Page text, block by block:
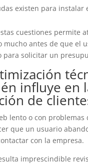
existen para instalar
cuestiones permite
mucho antes de que el
para solicitar un
influye en
de
lento o con problemas
que un usuario
con la empresa.
imprescindible